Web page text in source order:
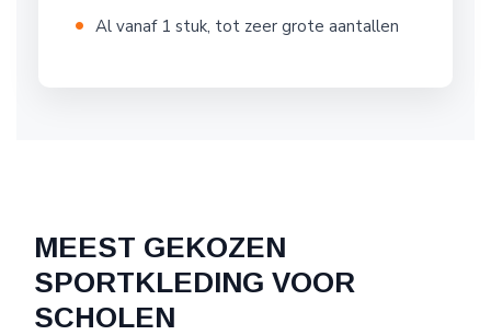
Al vanaf 1 stuk, tot zeer grote aantallen
MEEST GEKOZEN
SPORTKLEDING VOOR
SCHOLEN